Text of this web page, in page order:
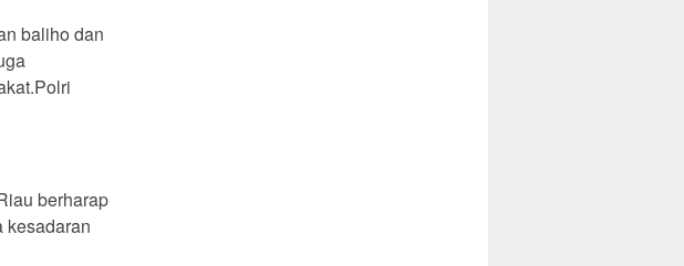
baliho dan
berharap
kesadaran